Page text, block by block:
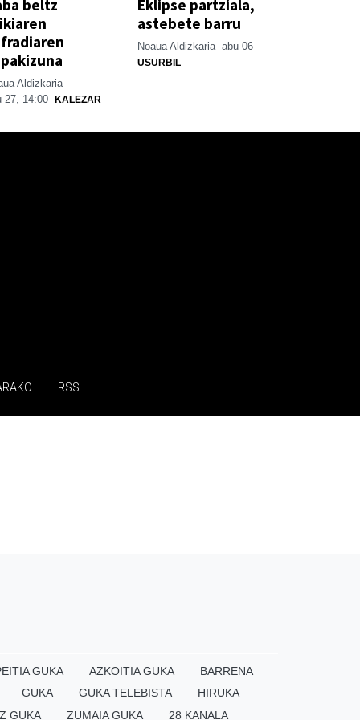
beltz
Aldizkaria
27, 14:00 KALEZAR
Eklipse partziala,
astebete barru
Noaua Aldizkaria abu 06
USURBIL
RSS
GUKA AZKOITIA GUKA
BARRENA
GUKA
GUKA TELEBISTA
HIRUKA
GUKA
ZUMAIA GUKA 28 KANALA